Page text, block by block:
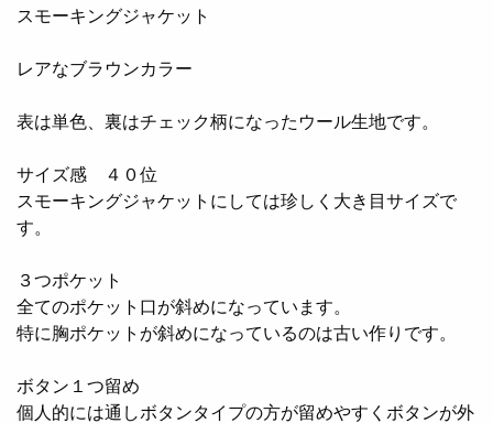
スモーキングジャケット
レアなブラウンカラー
表は単色、裏はチェック柄になったウール生地です。
サイズ感 ４０位
スモーキングジャケットにしては珍しく大き目サイズで
す。
３つポケット
全てのポケット口が斜めになっています。
特に胸ポケットが斜めになっているのは古い作りです。
ボタン１つ留め
個人的には通しボタンタイプの方が留めやすくボタンが外